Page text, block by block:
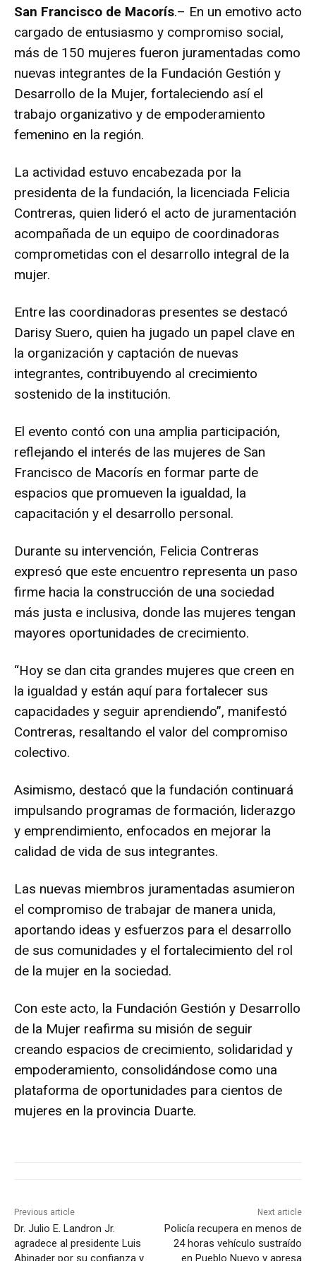
San Francisco de Macorís.– En un emotivo acto
cargado de entusiasmo y compromiso social,
más de 150 mujeres fueron juramentadas como
nuevas integrantes de la Fundación Gestión y
Desarrollo de la Mujer, fortaleciendo así el
trabajo organizativo y de empoderamiento
femenino en la región.
La actividad estuvo encabezada por la
presidenta de la fundación, la licenciada Felicia
Contreras, quien lideró el acto de juramentación
acompañada de un equipo de coordinadoras
comprometidas con el desarrollo integral de la
mujer.
Entre las coordinadoras presentes se destacó
Darisy Suero, quien ha jugado un papel clave en
la organización y captación de nuevas
integrantes, contribuyendo al crecimiento
sostenido de la institución.
El evento contó con una amplia participación,
reflejando el interés de las mujeres de San
Francisco de Macorís en formar parte de
espacios que promueven la igualdad, la
capacitación y el desarrollo personal.
Durante su intervención, Felicia Contreras
expresó que este encuentro representa un paso
firme hacia la construcción de una sociedad
más justa e inclusiva, donde las mujeres tengan
mayores oportunidades de crecimiento.
“Hoy se dan cita grandes mujeres que creen en
la igualdad y están aquí para fortalecer sus
capacidades y seguir aprendiendo”, manifestó
Contreras, resaltando el valor del compromiso
colectivo.
Asimismo, destacó que la fundación continuará
impulsando programas de formación, liderazgo
y emprendimiento, enfocados en mejorar la
calidad de vida de sus integrantes.
Las nuevas miembros juramentadas asumieron
el compromiso de trabajar de manera unida,
aportando ideas y esfuerzos para el desarrollo
de sus comunidades y el fortalecimiento del rol
de la mujer en la sociedad.
Con este acto, la Fundación Gestión y Desarrollo
de la Mujer reafirma su misión de seguir
creando espacios de crecimiento, solidaridad y
empoderamiento, consolidándose como una
plataforma de oportunidades para cientos de
mujeres en la provincia Duarte.
Previous article
Dr. Julio E. Landron Jr.
agradece al presidente Luis
Abinader por su confianza y
Next article
Policía recupera en menos de
24 horas vehículo sustraído
en Pueblo Nuevo y apresa